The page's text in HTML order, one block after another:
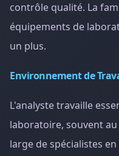
contrôle qualité. La
équipements de
un plus.
Environnement de
L'analyste travaille
laboratoire, souvent
large de spécialistes